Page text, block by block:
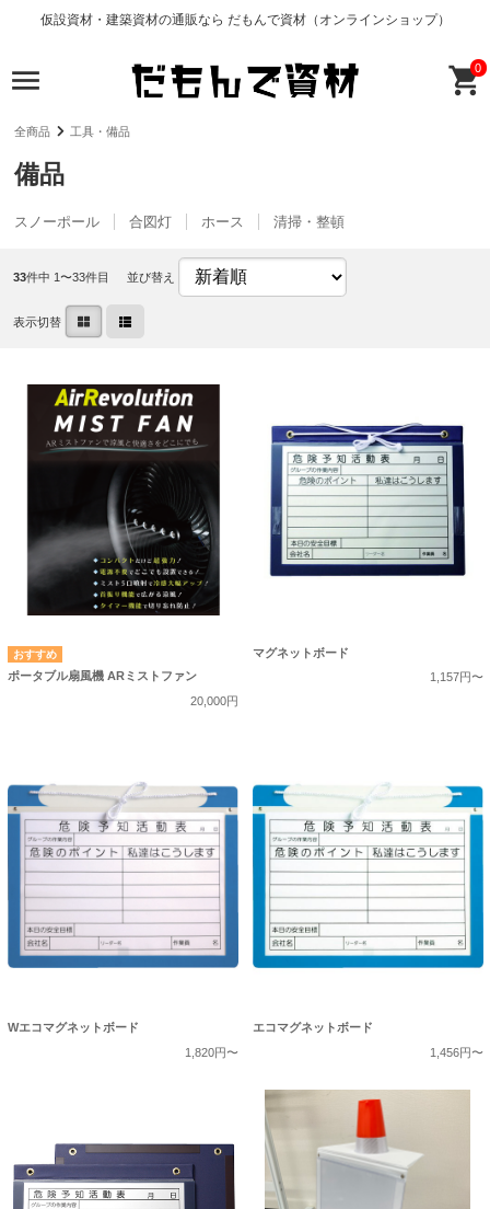
仮設資材・建築資材の通販なら だもんで資材（オンラインショップ）
0
全商品 工具・備品
備品
スノーポール 合図灯 ホース 清掃・整頓
33件中 1〜33件目 並び替え
表示切替
ポータブル扇風機 ARミストファン
20,000円
マグネットボード
1,157円〜
Wエコマグネットボード
1,820円〜
エコマグネットボード
1,456円〜